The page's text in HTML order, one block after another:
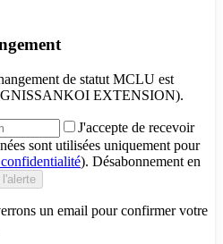
de statut MCLU est
EXTENSION).
J'accepte de recevoir
sont utilisées uniquement pour
). Désabonnement en
un email pour confirmer votre